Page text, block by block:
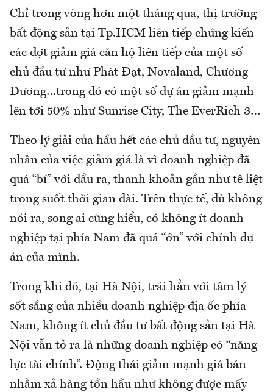
Chỉ trong vòng hơn một tháng qua, thị trường
bất động sản tại Tp.HCM liên tiếp chứng kiến
các đợt giảm giá căn hộ liên tiếp của một số
chủ đầu tư như Phát Đạt, Novaland, Chương
Dương…trong đó có một số dự án giảm mạnh
lên tới 50% như Sunrise City, The EverRich 3…
Theo lý giải của hầu hết các chủ đầu tư, nguyên
nhân của việc giảm giá là vì doanh nghiệp đã
quá “bí” với đầu ra, thanh khoản gần như tê liệt
trong suốt thời gian dài. Trên thực tế, dù không
nói ra, song ai cũng hiểu, có không ít doanh
nghiệp tại phía Nam đã quá “ớn” với chính dự
án của mình.
Trong khi đó, tại Hà Nội, trái hẳn với tâm lý
sốt sắng của nhiều doanh nghiệp địa ốc phía
Nam, không ít chủ đầu tư bất động sản tại Hà
Nội vẫn tỏ ra là những doanh nghiệp có “năng
lực tài chính”. Động thái giảm mạnh giá bán
nhằm xả hàng tồn hầu như không được mấy